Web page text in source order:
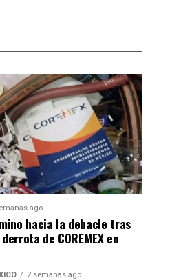
ago
hacia la debacle tras
de COREMEX en
2 semanas ago